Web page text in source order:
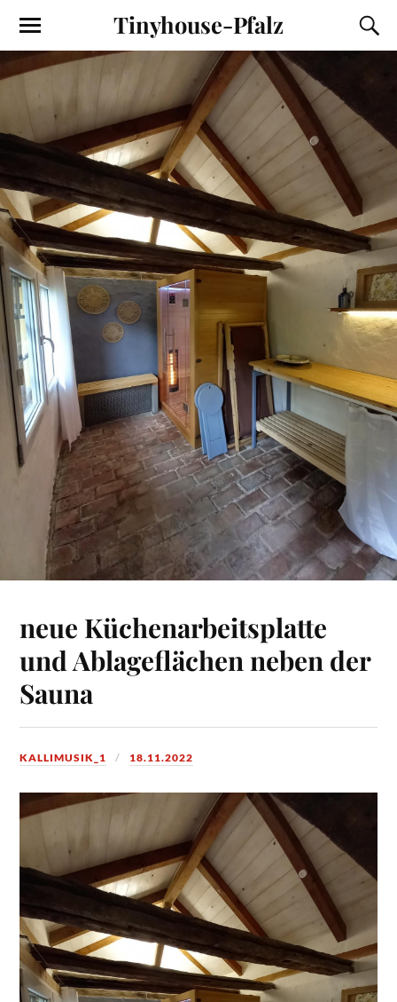
Tinyhouse-Pfalz
neue Küchenarbeitsplatte
und Ablageflächen neben der
Sauna
KALLIMUSIK_1 18.11.2022